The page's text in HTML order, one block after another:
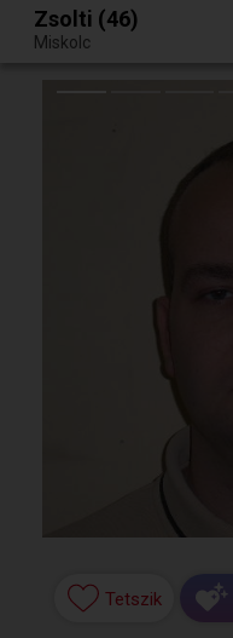
Egy jó randiból bármi lehet.
Zsolti (46)
Miskolc
Tetszik